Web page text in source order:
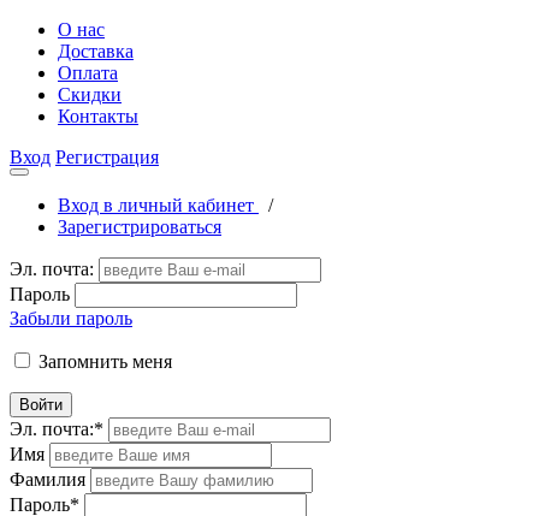
О нас
Доставка
Оплата
Скидки
Контакты
Вход Регистрация
Вход в личный кабинет
/
Зарегистрироваться
Эл. почта:
Пароль
Забыли пароль
Запомнить меня
Войти
Эл. почта:*
Имя
Фамилия
Пароль*